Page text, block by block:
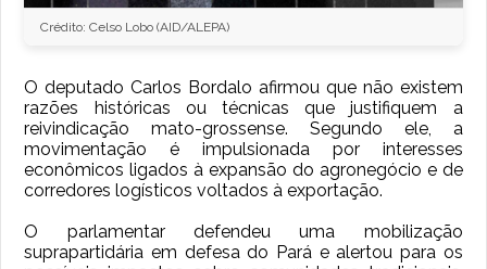
Crédito: Celso Lobo (AID/ALEPA)
O deputado Carlos Bordalo afirmou que não existem
razões históricas ou técnicas que justifiquem a
reivindicação mato-grossense. Segundo ele, a
movimentação é impulsionada por interesses
econômicos ligados à expansão do agronegócio e de
corredores logísticos voltados à exportação.
O parlamentar defendeu uma mobilização
suprapartidária em defesa do Pará e alertou para os